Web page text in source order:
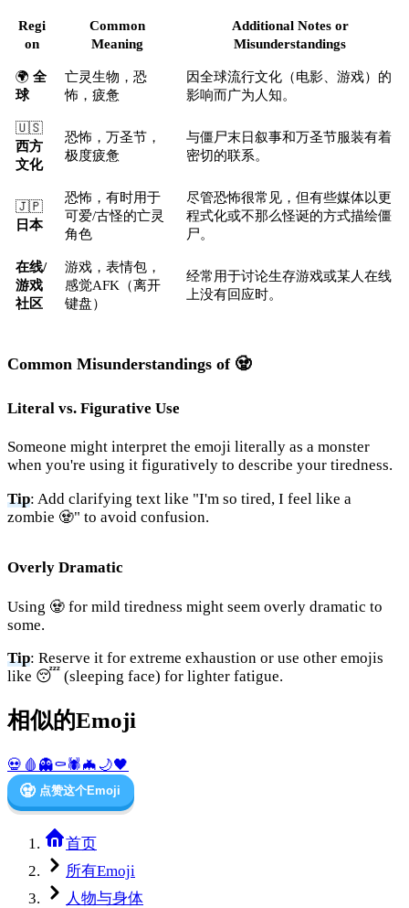
Regi
on
Common
Meaning
Additional Notes or
Misunderstandings
🌍 全
球
亡灵生物，恐
怖，疲惫
因全球流行文化（电影、游戏）的
影响而广为人知。
🇺🇸
西方
文化
恐怖，万圣节，
极度疲惫
与僵尸末日叙事和万圣节服装有着
密切的联系。
🇯🇵
日本
恐怖，有时用于
可爱/古怪的亡灵
角色
尽管恐怖很常见，但有些媒体以更
程式化或不那么怪诞的方式描绘僵
尸。
在线/
游戏
社区
游戏，表情包，
感觉AFK（离开
键盘）
经常用于讨论生存游戏或某人在线
上没有回应时。
Common Misunderstandings of 🧟
Literal vs. Figurative Use
Someone might interpret the emoji literally as a monster
when you're using it figuratively to describe your tiredness.
Tip: Add clarifying text like "I'm so tired, I feel like a
zombie 🧟" to avoid confusion.
Overly Dramatic
Using 🧟 for mild tiredness might seem overly dramatic to
some.
Tip: Reserve it for extreme exhaustion or use other emojis
like 😴 (sleeping face) for lighter fatigue.
相似的Emoji
💀 🩸 👻⚰️🕷️🦇 🌙🖤
🧟 点赞这个Emoji
首页
所有Emoji
人物与身体